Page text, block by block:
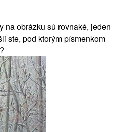
na obrázku sú rovnaké, jeden
ste, pod ktorým písmenkom